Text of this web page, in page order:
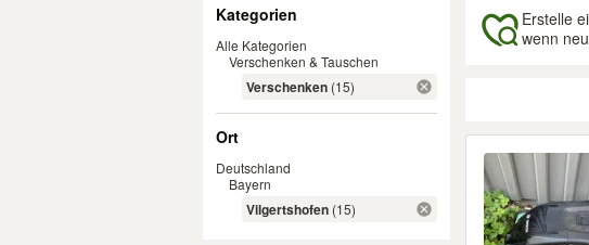
Kategorien
Alle Kategorien
Verschenken & Tauschen
Verschenken (15)
Ort
Deutschland
Bayern
Vilgertshofen (15)
Erstelle
wenn
Ergebnisse